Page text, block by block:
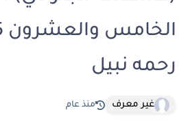
رحمه نبيل
غير معرف منذ عام